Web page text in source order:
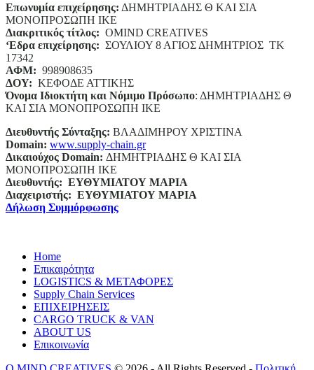
Επωνυμία επιχείρησης: ΔΗΜΗΤΡΙΑΔΗΣ Θ ΚΑΙ ΣΙΑ
ΜΟΝΟΠΡΟΣΩΠΗ ΙΚΕ
Διακριτικός τίτλος: ΟΜΙΝD CREATIVES
‘Eδρα επιχείρησης: ΣΟΥΛΙΟΥ 8 ΑΓΙΟΣ ΔΗΜΗΤΡΙΟΣ ΤΚ
17342
ΑΦΜ: 998908635
ΔΟΥ: ΚΕΦΟΔΕ ΑΤΤΙΚΗΣ
Όνομα Ιδιοκτήτη και Νόμιμο Πρόσωπο: ΔΗΜΗΤΡΙΑΔΗΣ Θ
ΚΑΙ ΣΙΑ ΜΟΝΟΠΡΟΣΩΠΗ ΙΚΕ
Διευθυντής Σύνταξης: ΒΛΑΔΙΜΗΡΟΥ ΧΡΙΣΤΙΝΑ
Domain: www.supply-chain.gr
Δικαιούχος Domain: ΔΗΜΗΤΡΙΑΔΗΣ Θ ΚΑΙ ΣΙΑ
ΜΟΝΟΠΡΟΣΩΠΗ ΙΚΕ
Διευθυντής: ΕΥΘΥΜΙΑΤΟΥ ΜΑΡΙΑ
Διαχειριστής: ΕΥΘΥΜΙΑΤΟΥ ΜΑΡΙΑ
Δήλωση Συμμόρφωσης
Home
Επικαιρότητα
LOGISTICS & ΜΕΤΑΦΟΡΕΣ
Supply Chain Services
ΕΠΙΧΕΙΡΗΣΕΙΣ
CARGO TRUCK & VAN
ABOUT US
Επικοινωνία